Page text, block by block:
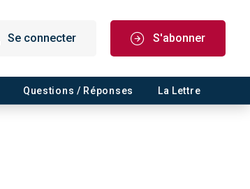
Se connecter S'abonner
Questions / Réponses La Lettre